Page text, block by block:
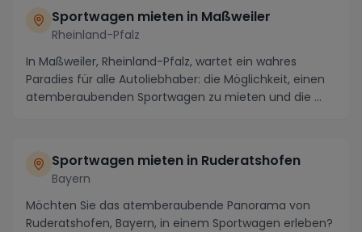
Sportwagen mieten in Maßweiler
Rheinland-Pfalz
In Maßweiler, Rheinland-Pfalz, wartet ein wahres
Paradies für alle Autoliebhaber: die Möglichkeit, einen
atemberaubenden Sportwagen zu mieten und die ...
Sportwagen mieten in Ruderatshofen
Bayern
Möchten Sie das atemberaubende Panorama von
Ruderatshofen, Bayern, in einem Sportwagen erleben?